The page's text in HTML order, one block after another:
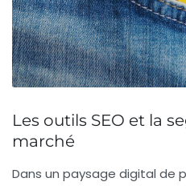
Les outils SEO et la
marché
Dans un paysage digital de